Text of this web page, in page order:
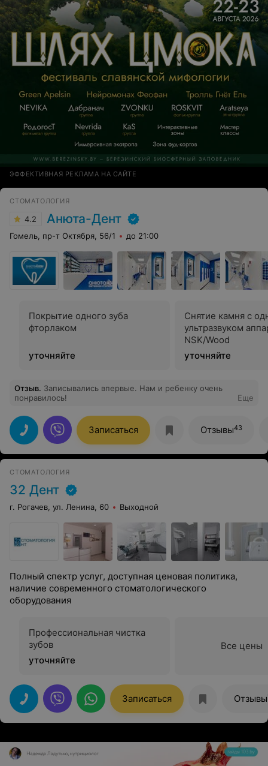
ЭФФЕКТИВНАЯ РЕКЛАМА НА САЙТЕ
СТОМАТОЛОГИЯ
4.2 Анюта-Дент
Гомель, пр-т Октября, 56/1 до 21:00
Покрытие одного зуба
фторлаком
уточняйте
Снятие камня с
ультразвуком
NSK/Wood
уточняйте
Отзыв. Записывались впервые. Нам и ребенку очень
понравилось!
Еще
Записаться Отзывы43
СТОМАТОЛОГИЯ
32 Дент
г. Рогачев, ул. Ленина, 60 Выходной
Полный спектр услуг, доступная ценовая политика,
наличие современного стоматологического
оборудования
Профессиональная чистка
зубов
уточняйте
Все цены
Записаться Отзывы